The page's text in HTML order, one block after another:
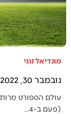
מונדיאל זוגי
נובמבר 30, 2022
עולם הספורט
(פעם ב-4…